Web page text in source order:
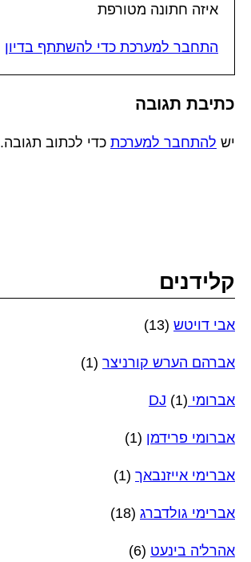
איזה חתונה מטורפת
התחבר למערכת כדי להשתתף בדיון
כתיבת תגובה
יש להתחבר למערכת כדי לכתוב תגובה.
קלידנים
אבי דויטש (13)
אברהם הערש קורניצר (1)
אברומי DJ (1)
אברומי פרידמן (1)
אברימי אייזנבאך (1)
אברימי גולדברג (18)
אהרל'ה בינעט (6)